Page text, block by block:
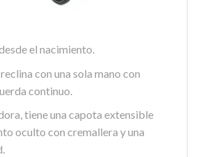
el nacimiento.
con una sola mano con
continuo.
tiene una capota extensible
oculto con cremallera y una